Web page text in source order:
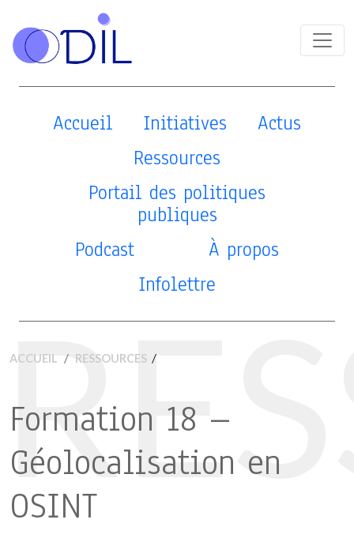
Accueil Initiatives
Actus
Ressources
Portail des politiques
publiques
Podcast
À propos
Infolettre
ACCUEIL RESSOURCES /
Formation 18 –
Géolocalisation en
OSINT